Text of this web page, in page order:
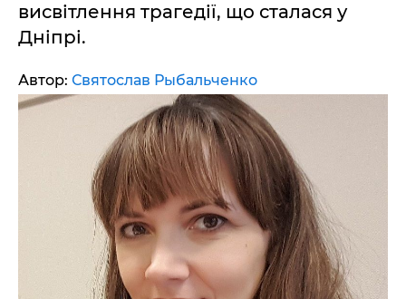
висвітлення трагедії, що сталася у
Дніпрі.
Автор: Святослав Рыбальченко